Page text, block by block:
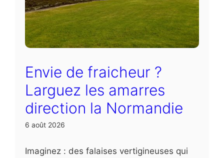
Envie de fraicheur ?
Larguez les amarres
direction la Normandie
6 août 2026
Imaginez : des falaises vertigineuses qui